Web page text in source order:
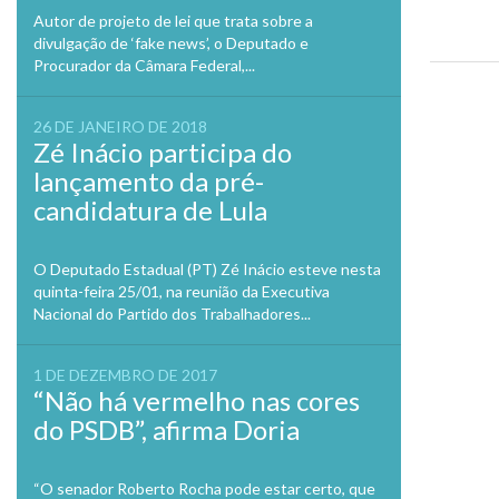
Autor de projeto de lei que trata sobre a
divulgação de ‘fake news’, o Deputado e
Procurador da Câmara Federal,...
26 DE JANEIRO DE 2018
Zé Inácio participa do
lançamento da pré-
candidatura de Lula
O Deputado Estadual (PT) Zé Inácio esteve nesta
quinta-feira 25/01, na reunião da Executiva
Nacional do Partido dos Trabalhadores...
1 DE DEZEMBRO DE 2017
“Não há vermelho nas cores
do PSDB”, afirma Doria
“O senador Roberto Rocha pode estar certo, que